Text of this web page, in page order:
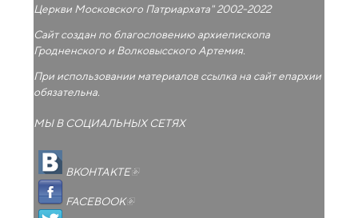
Церкви Московского Патриархата" 2002-2022
Сайт создан по благословению архиепископа
Гродненского и Волковысского Артемия.
При использовании материалов ссылка на сайт епархии
обязательна.
МЫ В СОЦИАЛЬНЫХ СЕТЯХ
ВКОНТАКТЕ
FACEBOOK